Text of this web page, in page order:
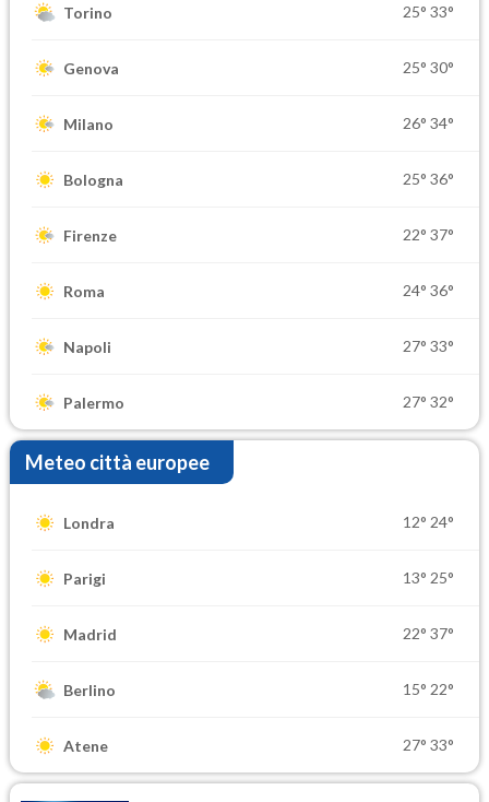
Torino 25° 33°
Genova 25° 30°
Milano 26° 34°
Bologna 25° 36°
Firenze 22° 37°
Roma 24° 36°
Napoli 27° 33°
Palermo 27° 32°
Meteo città europee
Londra 12° 24°
Parigi 13° 25°
Madrid 22° 37°
Berlino 15° 22°
Atene 27° 33°